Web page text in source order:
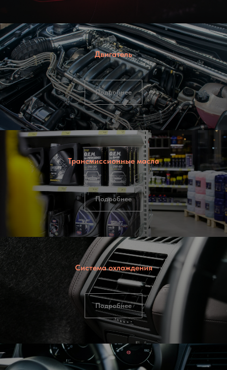
Двигатель
Подробнее
Трансмиссионные масла
Подробнее
Система охлаждения
Подробнее